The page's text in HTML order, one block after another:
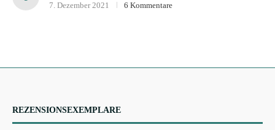
7. Dezember 2021
6 Kommentare
REZENSIONSEXEMPLARE